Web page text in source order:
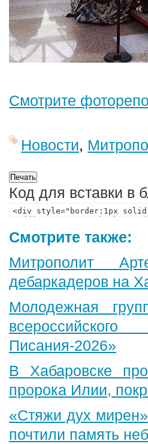
Смотрите
Новости,
Код для вставки в
Смотрите также:
Митрополит
дебаркадеров на
Молодежная
Писания-2026»
В Хабаровске
пророка Илии,
«Стяжи дух
почтили память